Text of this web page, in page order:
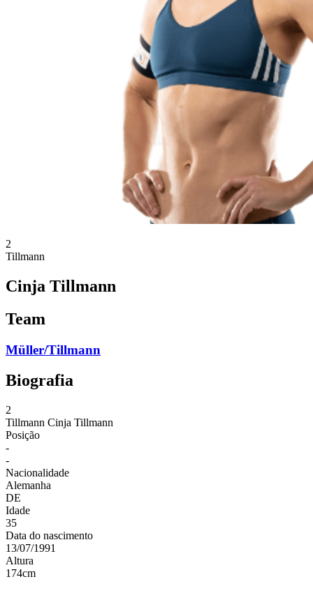
2
Tillmann
Cinja Tillmann
Team
Müller/Tillmann
Biografia
2
Tillmann Cinja Tillmann
Posição
-
-
Nacionalidade
Alemanha
DE
Idade
35
Data do nascimento
13/07/1991
Altura
174cm